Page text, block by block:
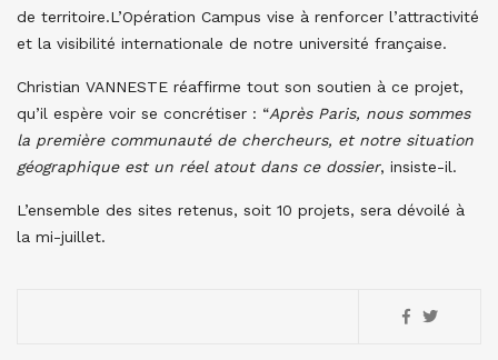
de territoire.L’Opération Campus vise à renforcer l’attractivité
et la visibilité internationale de notre université française.
Christian VANNESTE réaffirme tout son soutien à ce projet,
qu’il espère voir se concrétiser : “Après Paris, nous sommes
la première communauté de chercheurs, et notre situation
géographique est un réel atout dans ce dossier, insiste-il.
L’ensemble des sites retenus, soit 10 projets, sera dévoilé à
la mi-juillet.